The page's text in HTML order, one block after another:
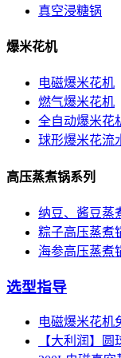
真空浸糖锅
爆米花机
电磁爆米花机
燃气爆米花机
全自动爆米花
球形爆米花流
高压蒸煮锅系列
纳豆、酱豆蒸
粽子高压蒸煮
海参高压蒸煮
选型指导
电磁爆米花机
【大利润】